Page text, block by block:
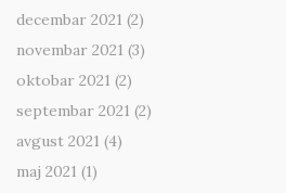
decembar 2021 (2)
novembar 2021 (3)
oktobar 2021 (2)
septembar 2021 (2)
avgust 2021 (4)
maj 2021 (1)